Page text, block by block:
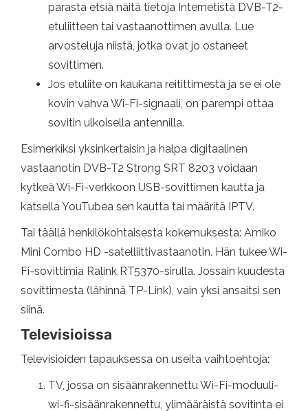
parasta etsiä näitä tietoja Internetistä DVB-T2-
etuliitteen tai vastaanottimen avulla. Lue
arvosteluja niistä, jotka ovat jo ostaneet
sovittimen.
Jos etuliite on kaukana reitittimestä ja se ei ole
kovin vahva Wi-Fi-signaali, on parempi ottaa
sovitin ulkoisella antennilla.
Esimerkiksi yksinkertaisin ja halpa digitaalinen
vastaanotin DVB-T2 Strong SRT 8203 voidaan
kytkeä Wi-Fi-verkkoon USB-sovittimen kautta ja
katsella YouTubea sen kautta tai määritä IPTV.
Tai täällä henkilökohtaisesta kokemuksesta: Amiko
Mini Combo HD -satelliittivastaanotin. Hän tukee Wi-
Fi-sovittimia Ralink RT5370-sirulla. Jossain kuudesta
sovittimesta (lähinnä TP-Link), vain yksi ansaitsi sen
siinä.
Televisioissa
Televisioiden tapauksessa on useita vaihtoehtoja:
TV, jossa on sisäänrakennettu Wi-Fi-moduuli-
wi-fi-sisäänrakennettu, ylimääräistä sovitinta ei